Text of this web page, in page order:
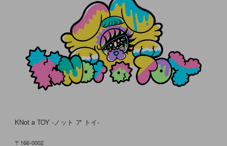
KNot a TOY -ノット ア トイ-
〒166-0002